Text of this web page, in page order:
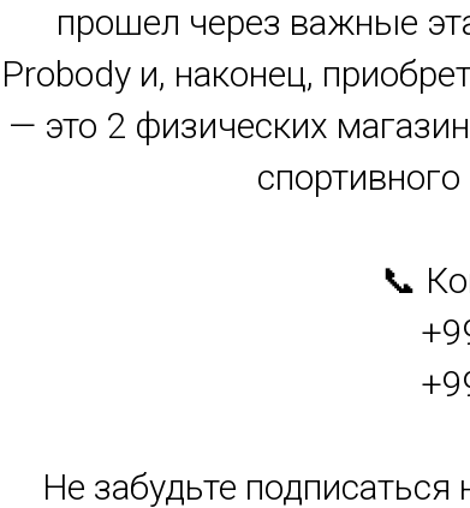
прошел через важные
Probody и, наконец,
— это 2 физических
📞
Не забудьте подписаться